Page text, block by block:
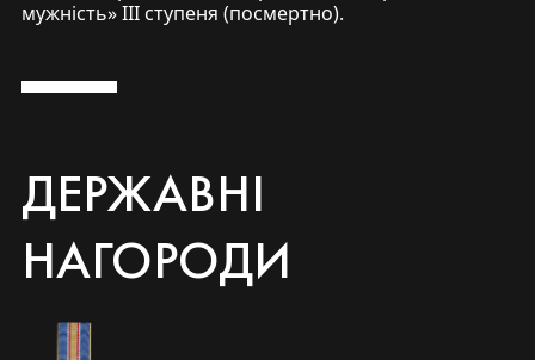
мужність» ІІІ ступеня (посмертно).
ДЕРЖАВНІ
НАГОРОДИ